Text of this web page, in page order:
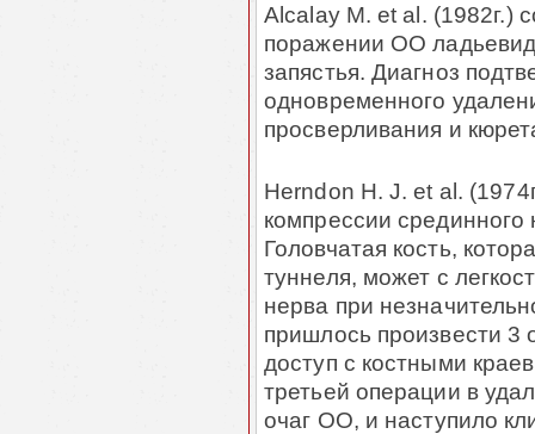
Alcalay M. et al. (1982г.)
поражении ОО
запястья. Диагноз
одновременного
просверливания и
Herndon H. J. et al.
компрессии
Головчатая кость,
туннеля, может с
нерва при
пришлось произвести
доступ с костными
третьей операции в
очаг ОО, и наступило